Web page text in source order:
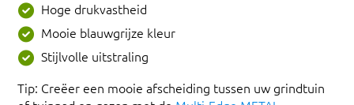
Hoge drukvastheid
Mooie blauwgrijze kleur
Stijlvolle uitstraling
Tip: Creëer een mooie afscheiding tussen uw grindtuin